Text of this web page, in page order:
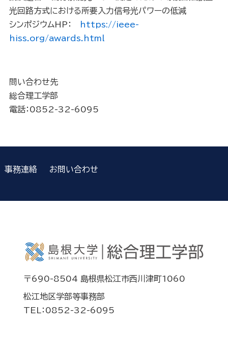
光回路方式における所要入力信号光パワーの低減
シンポジウムHP：
https://ieee-
hiss.org/awards.html
問い合わせ先
総合理工学部
電話：0852-32-6095
事務連絡 お問い合わせ
〒690-8504 島根県松江市西川津町1060
松江地区学部等事務部
TEL：0852-32-6095